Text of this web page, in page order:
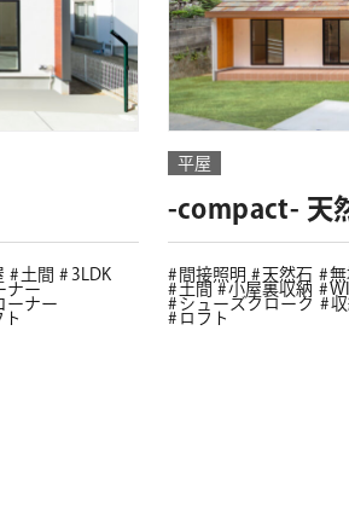
土間
3LDK
ナー
ーナー
ト
平屋
-compact- 天
間接照明 天然石
土間
小屋裏収納
シューズクローク
ロフト